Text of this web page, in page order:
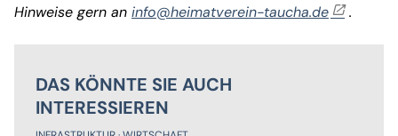
Hinweise gern an info@heimatverein-taucha.de .
DAS KÖNNTE SIE AUCH
INTERESSIEREN